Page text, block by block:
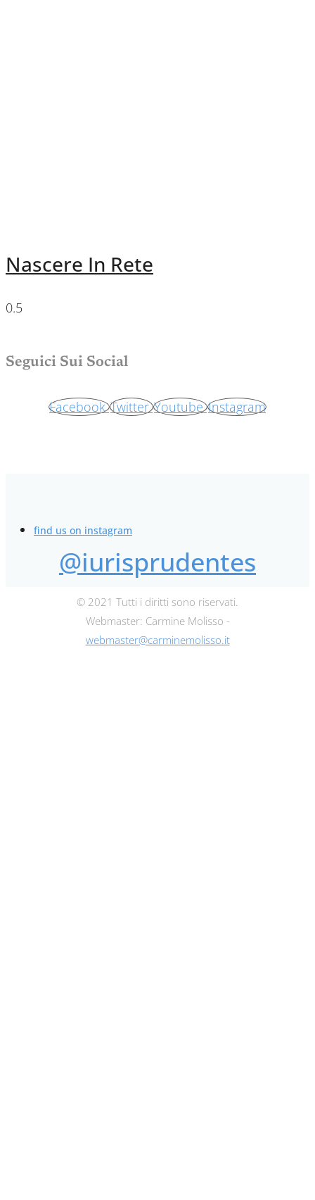
Nascere In Rete
Seguici Sui Social
Facebook Twitter Youtube Instagram
find us on instagram
@iurisprudentes
© 2021 Tutti i diritti sono riservati.
Webmaster: Carmine Molisso -
webmaster@carminemolisso.it